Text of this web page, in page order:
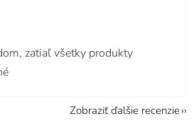
5 z 5 hviezdičiek.
zatiaľ všetky produkty
Zobraziť ďalšie recenzie